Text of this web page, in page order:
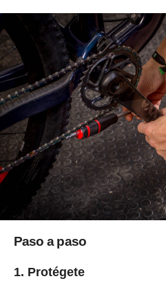
Paso a paso
1. Protégete